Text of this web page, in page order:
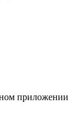
приложении